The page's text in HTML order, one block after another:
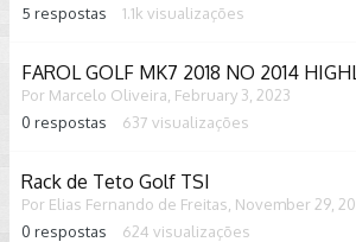
5 respostas 1.1k visualizações
FAROL GOLF MK7 2018 NO 2014
Por Marcelo Oliveira February 3, 2023
0 respostas 637 visualizações
Rack de Teto Golf TSI
Por Elias Fernando de Freitas November 29,
0 respostas 624 visualizações